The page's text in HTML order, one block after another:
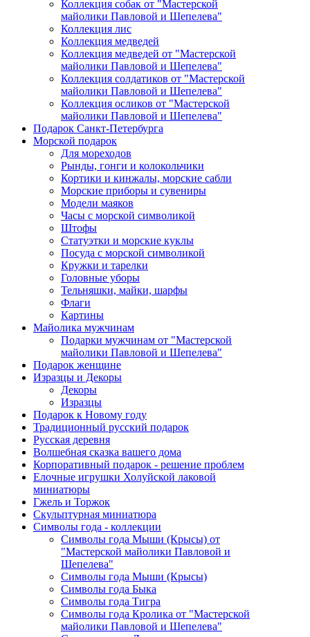
Коллекция собак от "Мастерской
майолики Павловой и Шепелева"
Коллекция лис
Коллекция медведей
Коллекция медведей от "Мастерской
майолики Павловой и Шепелева"
Коллекция солдатиков от "Мастерской
майолики Павловой и Шепелева"
Коллекция осликов от "Мастерской
майолики Павловой и Шепелева"
Подарок Санкт-Петербурга
Морской подарок
Для мореходов
Рынды, гонги и колокольчики
Кортики и кинжалы, морские сабли
Морские приборы и сувениры
Модели маяков
Часы с морской символикой
Штофы
Статуэтки и морские куклы
Посуда с морской символикой
Кружки и тарелки
Головные уборы
Тельняшки, майки, шарфы
Флаги
Картины
Майолика мужчинам
Подарки мужчинам от "Мастерской
майолики Павловой и Шепелева"
Подарок женщине
Изразцы и Декоры
Декоры
Изразцы
Подарок к Новому году
Традиционный русский подарок
Русская деревня
Волшебная сказка вашего дома
Корпоративный подарок - решение проблем
Елочные игрушки Холуйской лаковой
миниатюры
Гжель и Торжок
Скульптурная миниатюра
Символы года - коллекции
Символы года Мыши (Крысы) от
"Мастерской майолики Павловой и
Шепелева"
Символы года Мыши (Крысы)
Символы года Быка
Символы года Тигра
Символы года Кролика от "Мастерской
майолики Павловой и Шепелева"